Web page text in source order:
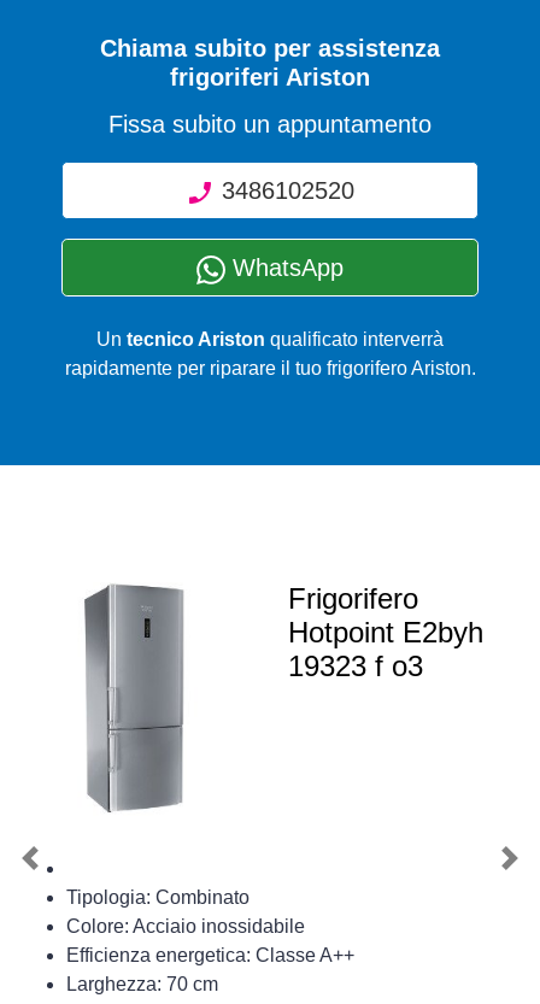
Chiama subito per assistenza
frigoriferi Ariston
Fissa subito un appuntamento
3486102520
WhatsApp
Un tecnico Ariston qualificato interverrà
rapidamente per riparare il tuo frigorifero Ariston.
Frigorifero
Hotpoint E2byh
19323 f o3
Tipologia: Combinato
Colore: Acciaio inossidabile
Efficienza energetica: Classe A++
Larghezza: 70 cm
Previous